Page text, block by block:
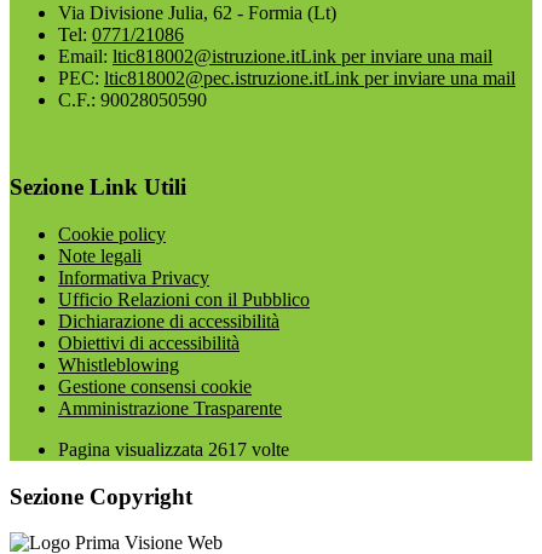
Via Divisione Julia, 62 - Formia (Lt)
Tel: 0771/21086
Email: ltic818002@istruzione.itLink per inviare una mail
PEC: ltic818002@pec.istruzione.itLink per inviare una mail
C.F.: 90028050590
Sezione Link Utili
Cookie policy
Note legali
Informativa Privacy
Ufficio Relazioni con il Pubblico
Dichiarazione di accessibilità
Obiettivi di accessibilità
Whistleblowing
Gestione consensi cookie
Amministrazione Trasparente
Pagina visualizzata 2617 volte
Sezione Copyright